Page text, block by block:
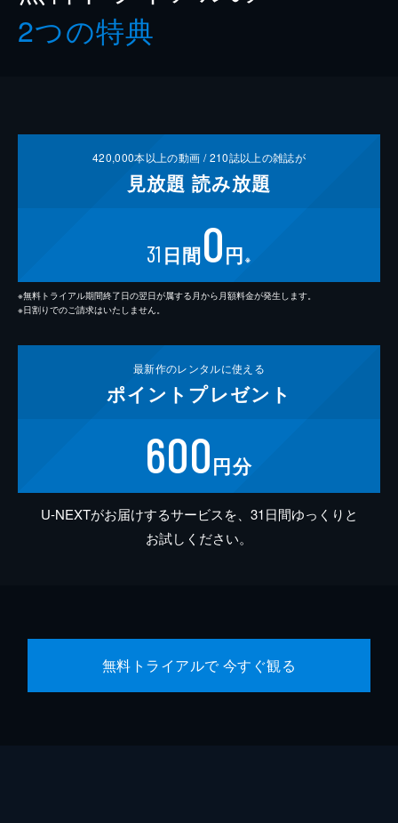
2つの特典
420,000本以上の動画 /210誌以上の雑誌が
見放題 読み放題
31 日間0円 ※
※無料トライアル期間終了日の翌日が属する月から月額料金が発生します。
※日割りでのご請求はいたしません。
最新作のレンタルに使える
ポイント プレゼント
600円分
U-NEXTがお届けするサービスを、31日間ゆっくりと
お試しください。
無料トライアルで 今すぐ観る